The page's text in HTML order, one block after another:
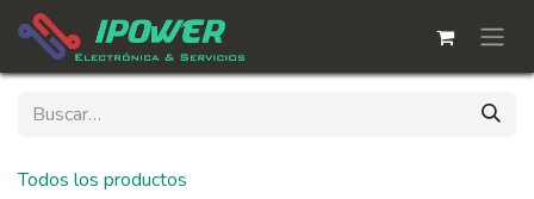
Ir al contenido
Todos los productos